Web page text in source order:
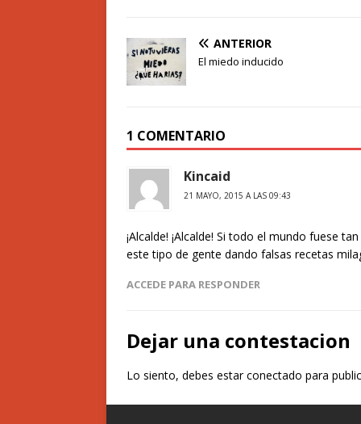
ANTERIOR
El miedo inducido
1 COMENTARIO
Kincaid
21 MAYO, 2015 A LAS 09:43
¡Alcalde! ¡Alcalde! Si todo el mundo fuese
este tipo de gente dando falsas recetas
ACCEDE PARA RESPONDER
Dejar una contestacion
Lo siento, debes estarconectado para